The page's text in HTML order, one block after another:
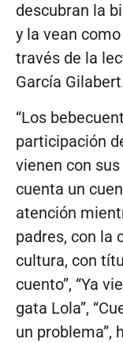
descubran la
y la vean
través de la
García
“Los
participación
vienen con
cuenta un
atención
padres, con la
cultura, con
cuento”, “Ya
gata Lola”,
un problema”,